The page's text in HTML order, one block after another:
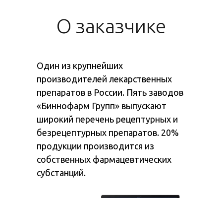
О заказчике
Один из крупнейших
производителей лекарственных
препаратов в России. Пять заводов
«Биннофарм Групп» выпускают
широкий перечень рецептурных и
безрецептурных препаратов. 20%
продукции производится из
собственных фармацевтических
субстанций.